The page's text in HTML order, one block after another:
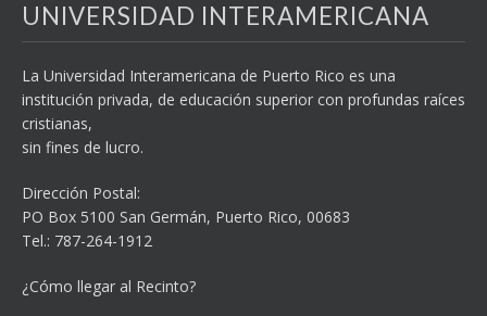
UNIVERSIDAD INTERAMERICANA
La Universidad Interamericana de Puerto Rico es una
institución privada, de educación superior con profundas raíces
cristianas,
sin fines de lucro.
Dirección Postal:
PO Box 5100 San Germán, Puerto Rico, 00683
Tel.: 787-264-1912
¿Cómo llegar al Recinto?